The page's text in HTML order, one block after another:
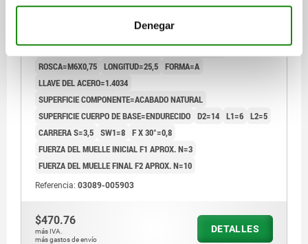
Denegar
BLOQUEO SIN, ACERO INOXIDABLE 1.4034
ENDURECIDO, COMP:ACERO INOXIDABLE 1.4305
MATERIAL DEL CUERPO DE BASE=ACERO INOXIDABLE
ROSCA=M6X0,75 LONGITUD=25,5 FORMA=A
LLAVE DEL ACERO=1.4034
SUPERFICIE COMPONENTE=ACABADO NATURAL
SUPERFICIE CUERPO DE BASE=ENDURECIDO D2=14 L1=6 L2=5
CARRERA S=3,5 SW1=8 F X 30°=0,8
FUERZA DEL MUELLE INICIAL F1 APROX. N=3
FUERZA DEL MUELLE FINAL F2 APROX. N=10
Referencia: 03089-005903
$470.76
más IVA.
más gastos de envío
DETALLES